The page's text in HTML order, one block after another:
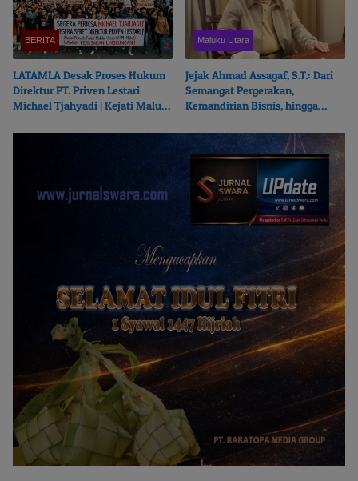
BERITA
LATAMLA Desak Proses Hukum
Direktur PT. Priven Lestari
Michael Tjahyadi | Kejati Malut
Maluku Utara
Jejak Ahmad Assagaf, S.T.: Dari
Semangat Pergerakan,
Kemandirian Bisnis, hingga